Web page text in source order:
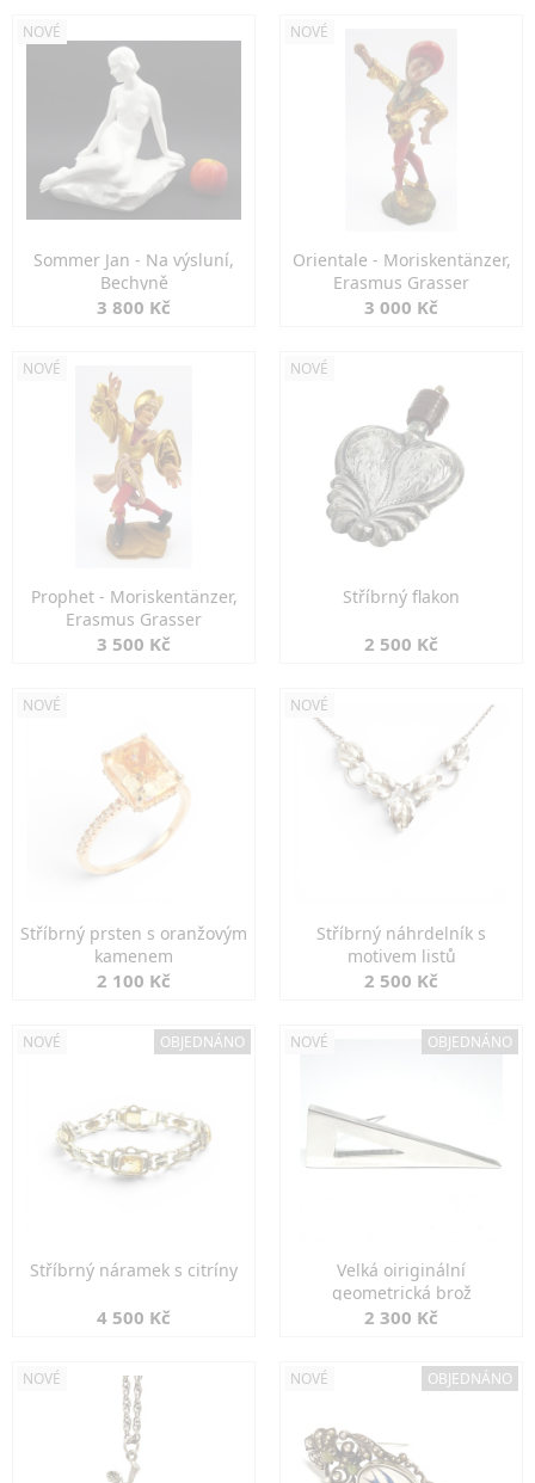
NOVÉ
Sommer Jan - Na výsluní,
Bechyně
3 800 Kč
NOVÉ
Orientale - Moriskentänzer,
Erasmus Grasser
3 000 Kč
NOVÉ
Prophet - Moriskentänzer,
Erasmus Grasser
3 500 Kč
NOVÉ
Stříbrný flakon
2 500 Kč
NOVÉ
Stříbrný prsten s oranžovým
kamenem
2 100 Kč
NOVÉ
Stříbrný náhrdelník s
motivem listů
2 500 Kč
NOVÉ OBJEDNÁNO
Stříbrný náramek s citríny
4 500 Kč
NOVÉ OBJEDNÁNO
Velká oiriginální
geometrická brož
2 300 Kč
NOVÉ NOVÉ OBJEDNÁNO